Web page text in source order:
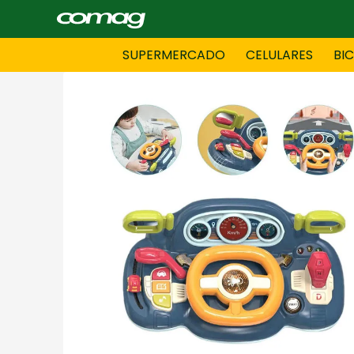
SUPERMERCADO CELULARES
BAZAR
HOMBRES CONFECCIONES
LENCERIA MOTOS